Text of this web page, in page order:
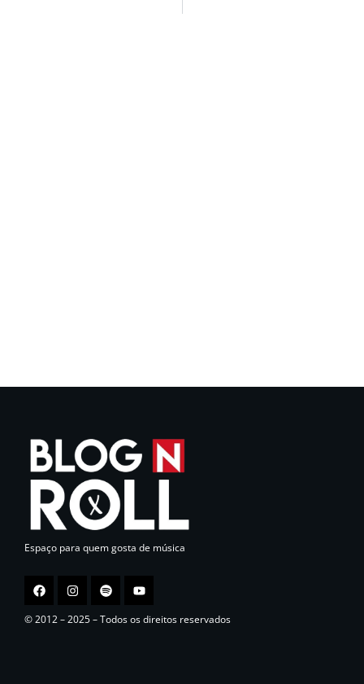
Espaço para quem gosta de música
© 2012 – 2025 – Todos os direitos reservados